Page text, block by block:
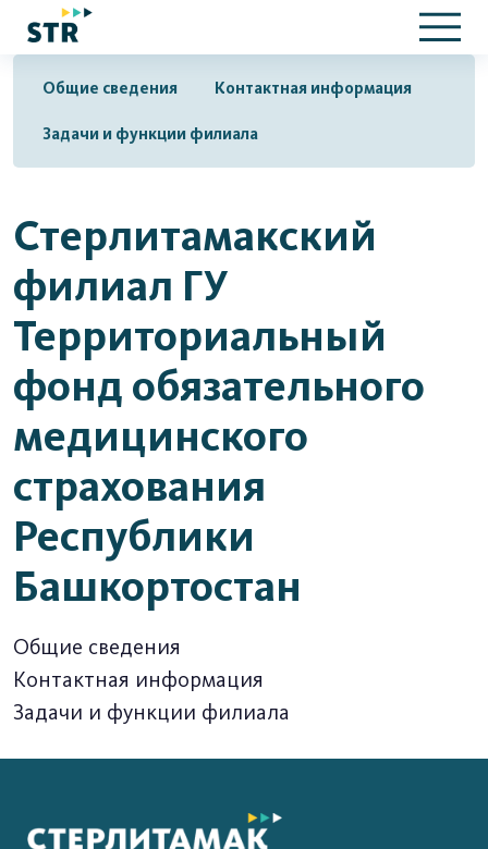
Общие сведения Контактная информация
Задачи и функции филиала
Стерлитамакский
филиал ГУ
Территориальный
фонд обязательного
медицинского
страхования
Республики
Башкортостан
Общие сведения
Контактная информация
Задачи и функции филиала